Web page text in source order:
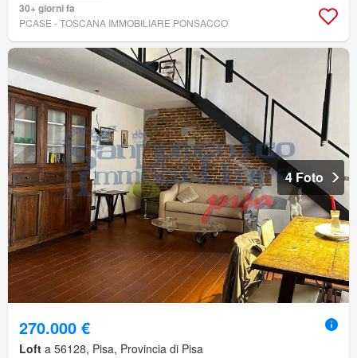
30+ giorni fa
PCASE - TOSCANA IMMOBILIARE PONSACCO
4 Foto
270.000 €
Loft a 56128, Pisa, Provincia di Pisa